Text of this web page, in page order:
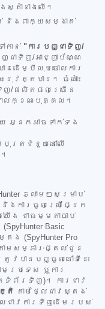
ស្តាំខាងលើ។
និងពាក្យសម្ងាត់
ាន់ "ការបញ្ជាទិញ/
ជាទិញ/អាជ្ញាប័ណ្ណ
ដើម្បីលុបចោលការ
វត្តបាន។ ចំណាំ៖
ញ/ផលិតផលច្រើន
លក្ខណៈបុគ្គល។
អ្នកអាចទាក់ទង
បុត្រជំនួយនៅលើ
។
ភ្លាមៗសម្រាប់
និងការចូលប្រើផ្នែក
ើង ជាធម្មតាចាប់
Basic
ង (SpyHunter Pro
តាមសម្ភារៈផ្តល់ជូន
វបានបញ្ចូលនៅទីនេះ
មប្រទេស ឬការ
ព័រទិញ)។ ការជាវ
តិ តាមថ្លៃជាវស្តង់
េលជាវការទិញដើមរបស់